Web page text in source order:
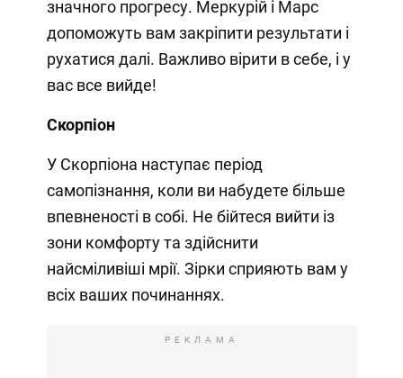
значного прогресу. Меркурій і Марс
допоможуть вам закріпити результати і
рухатися далі. Важливо вірити в себе, і у
вас все вийде!
Скорпіон
У Скорпіона наступає період
самопізнання, коли ви набудете більше
впевненості в собі. Не бійтеся вийти із
зони комфорту та здійснити
найсміливіші мрії. Зірки сприяють вам у
всіх ваших починаннях.
РЕКЛАМА